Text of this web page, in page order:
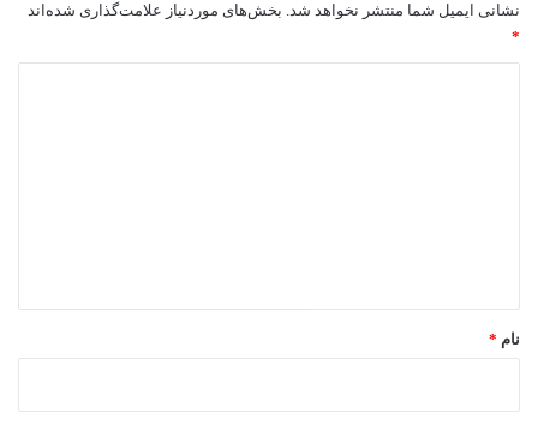
نشانی ایمیل شما منتشر نخواهد شد. بخش‌های موردنیاز علامت‌گذاری شده‌اند
*
نام *